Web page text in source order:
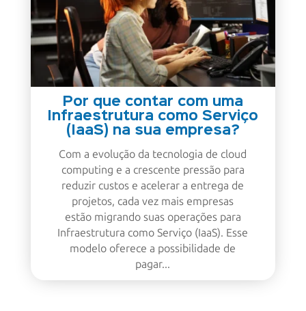
Por que contar com uma
Infraestrutura como Serviço
(IaaS) na sua empresa?
Com a evolução da tecnologia de cloud
computing e a crescente pressão para
reduzir custos e acelerar a entrega de
projetos, cada vez mais empresas
estão migrando suas operações para
Infraestrutura como Serviço (IaaS). Esse
modelo oferece a possibilidade de
pagar...